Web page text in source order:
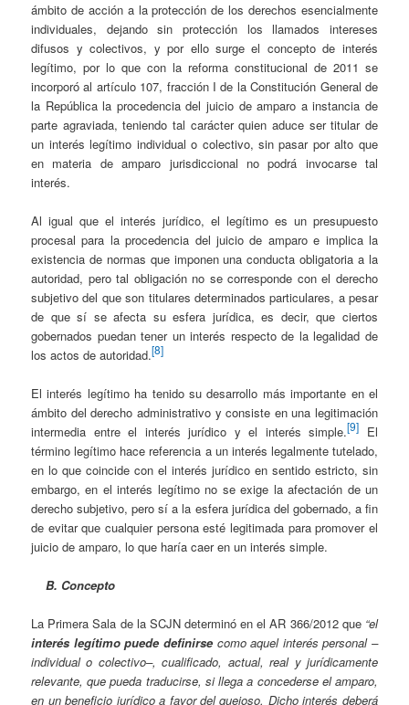
ámbito de acción a la protección de los derechos esencialmente
individuales, dejando sin protección los llamados intereses
difusos y colectivos, y por ello surge el concepto de interés
legítimo, por lo que con la reforma constitucional de 2011 se
incorporó al artículo 107, fracción I de la Constitución General de
la República la procedencia del juicio de amparo a instancia de
parte agraviada, teniendo tal carácter quien aduce ser titular de
un interés legítimo individual o colectivo, sin pasar por alto que
en materia de amparo jurisdiccional no podrá invocarse tal
interés.
Al igual que el interés jurídico, el legítimo es un presupuesto
procesal para la procedencia del juicio de amparo e implica la
existencia de normas que imponen una conducta obligatoria a la
autoridad, pero tal obligación no se corresponde con el derecho
subjetivo del que son titulares determinados particulares, a pesar
de que sí se afecta su esfera jurídica, es decir, que ciertos
gobernados puedan tener un interés respecto de la legalidad de
los actos de autoridad.[8]
El interés legítimo ha tenido su desarrollo más importante en el
ámbito del derecho administrativo y consiste en una legitimación
intermedia entre el interés jurídico y el interés simple.[9] El
término legítimo hace referencia a un interés legalmente tutelado,
en lo que coincide con el interés jurídico en sentido estricto, sin
embargo, en el interés legítimo no se exige la afectación de un
derecho subjetivo, pero sí a la esfera jurídica del gobernado, a fin
de evitar que cualquier persona esté legitimada para promover el
juicio de amparo, lo que haría caer en un interés simple.
B. Concepto
La Primera Sala de la SCJN determinó en el AR 366/2012 que “el
interés legítimo puede definirsecomo aquel interés personal –
individual o colectivo–, cualificado, actual, real y jurídicamente
relevante, que pueda traducirse, si llega a concederse el amparo,
en un beneficio jurídico a favor del quejoso. Dicho interés deberá